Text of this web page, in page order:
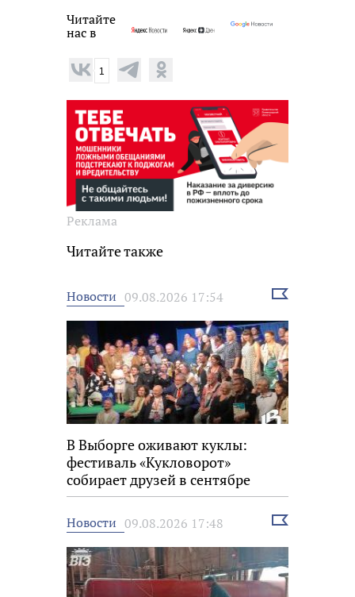
Читайте
нас в
1
Реклама
Читайте также
Новости 09.08.2026 17:54
Выбрать
В Выборге оживают куклы:
фестиваль «Кукловорот»
собирает друзей в сентябре
Новости 09.08.2026 17:48
Выбрать